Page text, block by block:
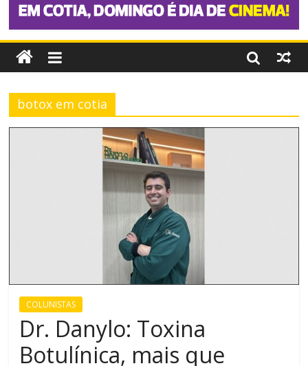
botox em cotia
COLUNISTAS
Dr. Danylo: Toxina
Botulínica, mais que